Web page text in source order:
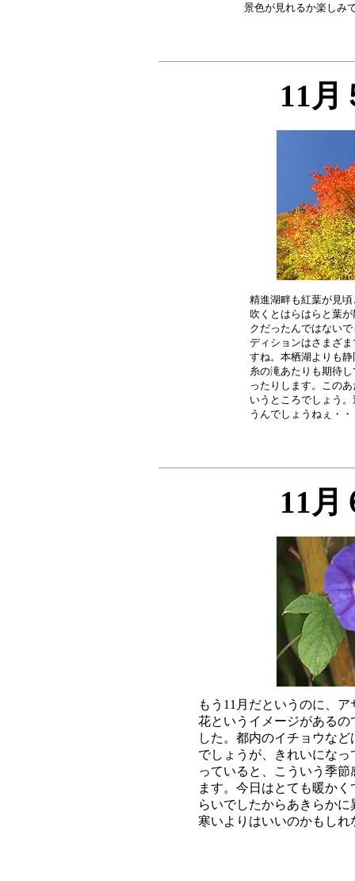
11月
精進湖畔も紅葉が見
吹くとはらはらと葉
クだったんではない
ディションはさまざ
すね。本栖湖よりも
糸の滝あたりも期待
ったりします。この
いうところでしょう
11月
もう11月だというのに、
花というイメージがある
した。都内のイチョウな
でしょうが、きれいにな
っていると、こういう季
ます。今日はとても暖か
らいでしたからあきらか